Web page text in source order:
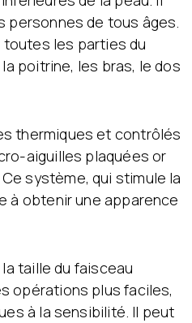
personnes de tous âges.
les parties du
poitrine, les bras, le dos
thermiques et contrôlés
aiguilles plaquées or
système, qui stimule la
à obtenir une apparence
taille du faisceau
opérations plus faciles,
à la sensibilité. Il peut